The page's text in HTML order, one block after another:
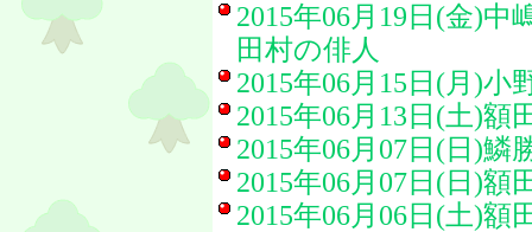
2015年06月19日(金)中
田村の俳人
2015年06月15日(月)小
2015年06月13日(土)額
2015年06月07日(日)鱗
2015年06月07日(日)額
2015年06月06日(土)額